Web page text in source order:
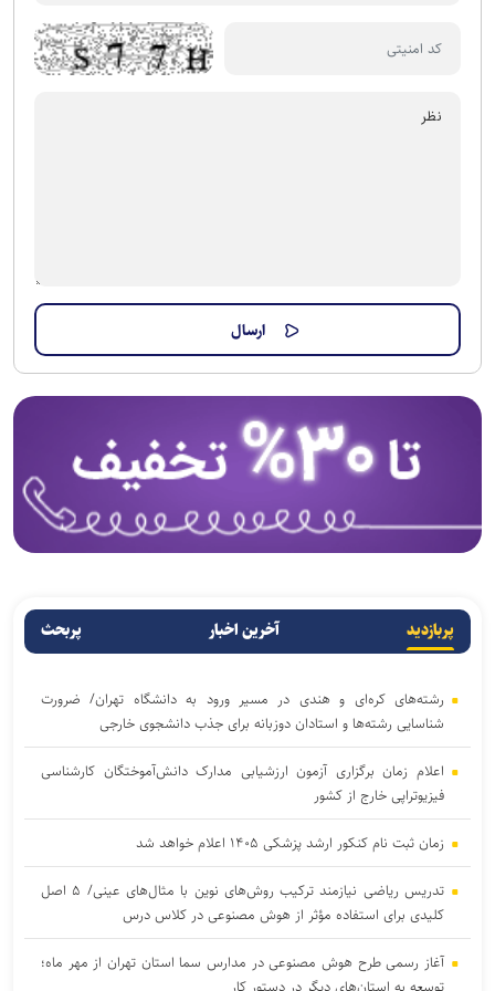
پربازدید آخرین اخبار پربحث
رشته‌های کره‌ای و هندی در مسیر ورود به دانشگاه تهران/ ضرورت
شناسایی رشته‌ها و استادان دوزبانه برای جذب دانشجوی خارجی
اعلام زمان برگزاری آزمون ارزشیابی مدارک دانش‌آموختگان کارشناسی
فیزیوتراپی خارج از کشور
زمان ثبت نام کنکور ارشد پزشکی ۱۴۰۵ اعلام خواهد شد
تدریس ریاضی نیازمند ترکیب روش‌های نوین با مثال‌های عینی/ ۵ اصل
کلیدی برای استفاده مؤثر از هوش مصنوعی در کلاس درس
آغاز رسمی طرح هوش مصنوعی در مدارس سما استان تهران از مهر ماه؛
توسعه به استان‌های دیگر در دستور کار